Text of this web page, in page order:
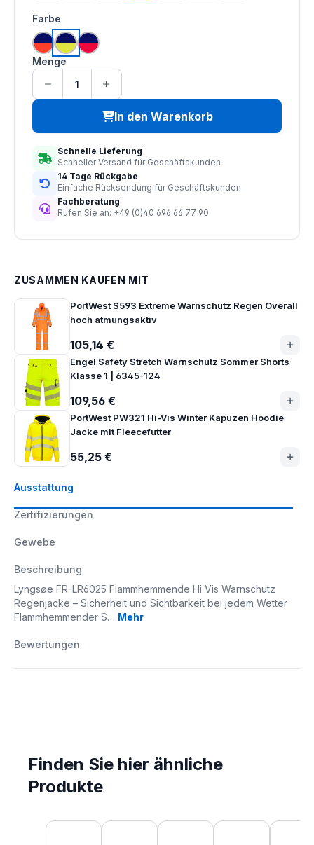
Ausstattung
Zertifizierungen
Gewebe
Beschreibung
Lyngsøe FR-LR6025 Flammhemmende Hi Vis Warnschutz
Regenjacke – Sicherheit und Sichtbarkeit bei jedem Wetter
Flammhemmender S… Mehr
Bewertungen
Farbe
hi vis orange | navy
hi vis saturn gelb | navy
hi vis rot | navy
Menge
In den Warenkorb
Schnelle Lieferung
Schneller Versand für Geschäftskunden
14 Tage Rückgabe
Einfache Rücksendung für Geschäftskunden
Fachberatung
Rufen Sie an: +49 (0)40 696 66 77 90
ZUSAMMEN KAUFEN MIT
PortWest S593 Extreme Warnschutz Regen Overall
hoch atmungsaktiv
105,14 €
Engel Safety Stretch Warnschutz Sommer Shorts
Klasse 1 | 6345-124
109,56 €
PortWest PW321 Hi-Vis Winter Kapuzen Hoodie
Jacke mit Fleecefutter
55,25 €
Finden Sie hier ähnliche
Produkte
Produktgalerie überspringen